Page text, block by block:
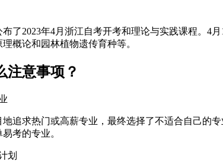
了2023年4月浙江自考开考和理论与实践课程。4
概论和园林植物遗传育种等。
注意事项？
追求热门或高薪专业，最终选择了不适合自己的
考的专业。
划